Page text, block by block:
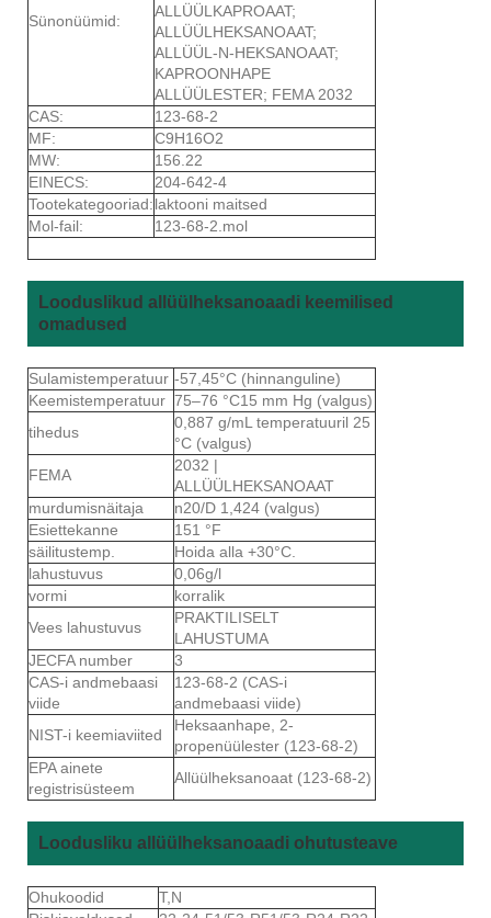
Sünonüümid:
ALLÜÜLKAPROAAT;
ALLÜÜLHEKSANOAAT;
ALLÜÜL-N-HEKSANOAAT;
KAPROONHAPE
ALLÜÜLESTER; FEMA 2032
CAS:
123-68-2
MF:
C9H16O2
MW:
156.22
EINECS:
204-642-4
Tootekategooriad:laktooni maitsed
Mol-fail:
123-68-2.mol
Looduslikud allüülheksanoaadi keemilised
omadused
Sulamistemperatuur -57,45°C (hinnanguline)
Keemistemperatuur 75–76 °C15 mm Hg (valgus)
tihedus
0,887 g/mL temperatuuril 25
°C (valgus)
FEMA
2032 |
ALLÜÜLHEKSANOAAT
murdumisnäitaja
n20/D 1,424 (valgus)
Esiettekanne
151 °F
säilitustemp.
Hoida alla +30°C.
lahustuvus
0,06g/l
vormi
korralik
Vees lahustuvus
PRAKTILISELT
LAHUSTUMA
JECFA number
3
CAS-i andmebaasi
viide
123-68-2 (CAS-i
andmebaasi viide)
NIST-i keemiaviited
Heksaanhape, 2-
propenüülester (123-68-2)
EPA ainete
registrisüsteem
Allüülheksanoaat (123-68-2)
Loodusliku allüülheksanoaadi ohutusteave
Ohukoodid
T,N